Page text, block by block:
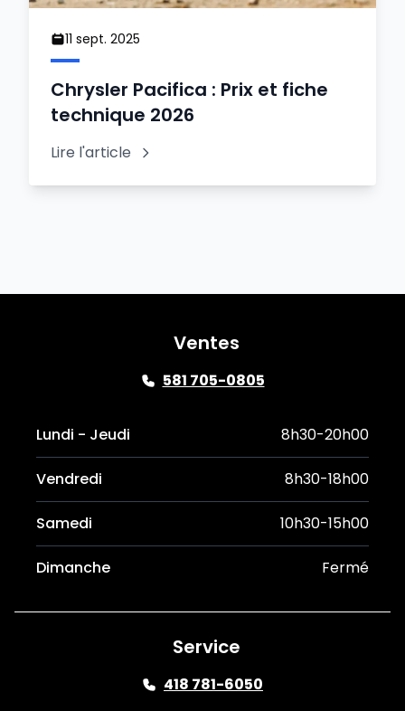
11 sept. 2025
Chrysler Pacifica : Prix et fiche
technique 2026
Lire l'article
Ventes
581 705-0805
Lundi - Jeudi 8h30-20h00
Vendredi 8h30-18h00
Samedi 10h30-15h00
Dimanche Fermé
Service
418 781-6050